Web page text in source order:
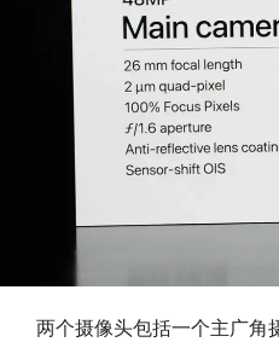
两个摄像头包括一个主广角